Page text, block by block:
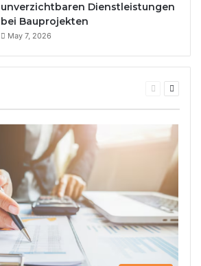
unverzichtbaren Dienstleistungen
bei Bauprojekten
May 7, 2026
Previous
Next